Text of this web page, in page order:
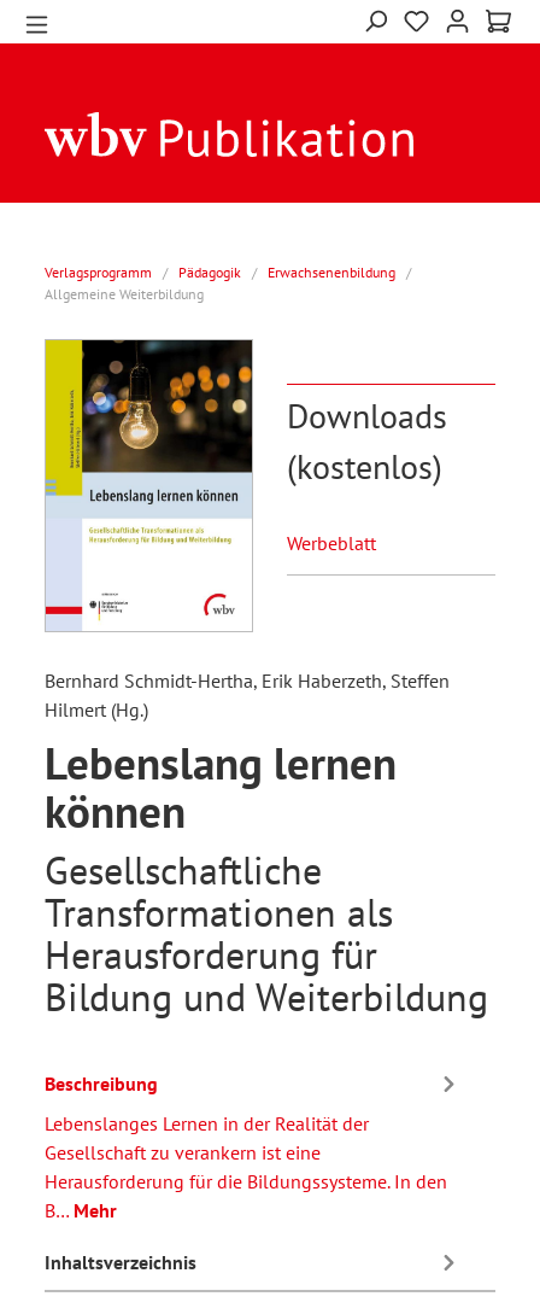
Verlagsprogramm / Pädagogik / Erwachsenenbildung /
Allgemeine Weiterbildung
Downloads
(kostenlos)
Werbeblatt
Bernhard Schmidt-Hertha, Erik Haberzeth, Steffen
Hilmert (Hg.)
Lebenslang lernen
können
Gesellschaftliche
Transformationen als
Herausforderung für
Bildung und Weiterbildung
Beschreibung
Lebenslanges Lernen in der Realität der
Gesellschaft zu verankern ist eine
Herausforderung für die Bildungssysteme. In den
B… Mehr
Inhaltsverzeichnis